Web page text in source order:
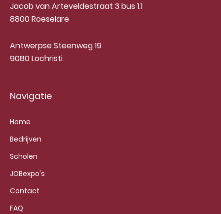
Jacob van Arteveldestraat 3 bus 1.1
8800 Roeselare
Antwerpse Steenweg 19
9080 Lochristi
Navigatie
Home
Bedrijven
Scholen
JOBexpo's
Contact
FAQ